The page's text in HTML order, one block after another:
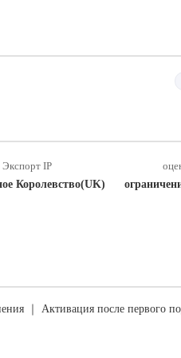
Экспорт IP
Королевство(UK)
｜ Активация после первого